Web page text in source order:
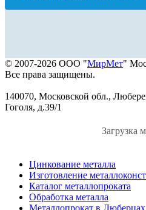
© 2007-2026 ООО "МирМет"
Все права защищены.
140070, Московской обл.,
Гоголя, д.39/1
Загрузка
Цинкование металла
Изготовление
Каталог металлопроката
Обработка металла